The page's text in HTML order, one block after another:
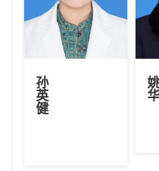
孙
英
健